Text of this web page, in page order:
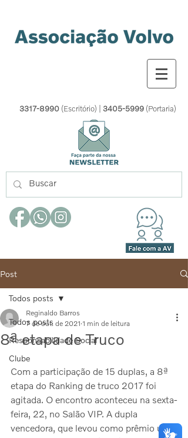
3317-8990 (Escritório) | 3405-5999(Portaria)
Post
Todos posts
Responsabilidade Social
Clube
Todos posts
8ª etapa de Truco
Reginaldo Barros
7 de out. de 2021 1 min de leitura
Com a participação de 15 duplas, a 8ª
etapa do Ranking de truco 2017 foi
agitada. O encontro aconteceu na sexta-
feira, 22, no Salão VIP. A dupla
vencedora, que levou como prêmio uma